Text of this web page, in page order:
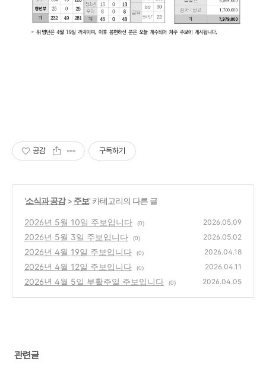
공감 구독하기
'소식과 공감> 주보' 카테고리의 다른 글
2026년 5월 10일 주보입니다 (0) 2026.05.09
2026년 5월 3일 주보입니다 (0) 2026.05.02
2026년 4월 19일 주보입니다 (0) 2026.04.18
2026년 4월 12일 주보입니다 (0) 2026.04.11
2026년 4월 5일 부활주일 주보입니다 (0) 2026.04.05
관련글